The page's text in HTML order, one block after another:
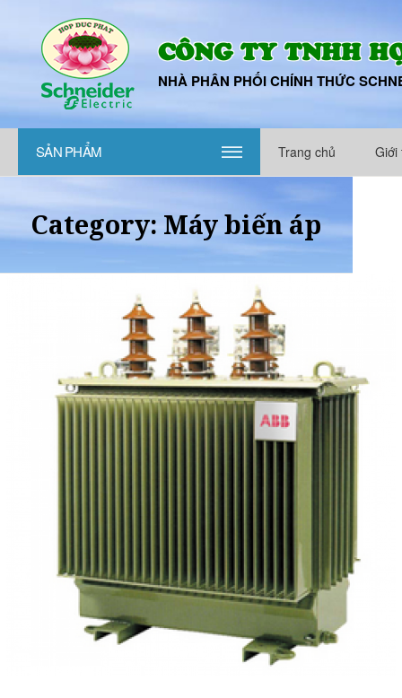
CÔNG TY TNHH
NHÀ PHÂN PHỐI CHÍNH THỨC
SẢN PHẨM ||| Trang chủ Giới
Category: Máy biến áp